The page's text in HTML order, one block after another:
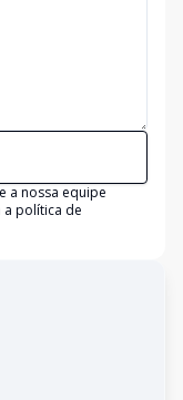
a nossa equipe
a política de